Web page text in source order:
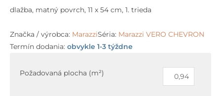
dlažba, matný povrch, 11 x 54 cm, 1. trieda
Značka / výrobca: MarazziSéria: Marazzi VERO CHEVRON
Termín dodania: obvykle 1-3 týždne
Požadovaná plocha (m²)
Marazzi